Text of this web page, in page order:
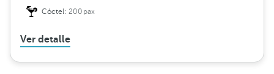
Cóctel:200pax
Ver detalle